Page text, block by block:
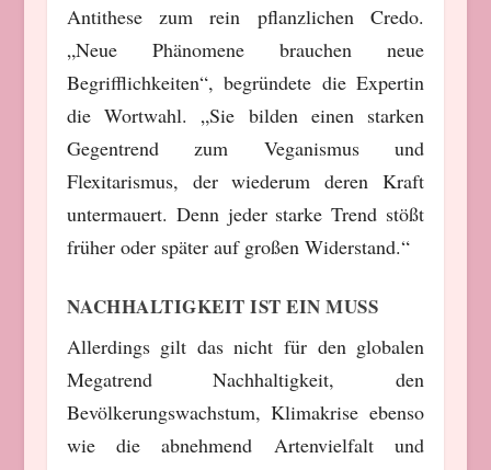
Antithese zum rein pflanzlichen Credo.
„Neue Phänomene brauchen neue
Begrifflichkeiten“, begründete die Expertin
die Wortwahl. „Sie bilden einen starken
Gegentrend zum Veganismus und
Flexitarismus, der wiederum deren Kraft
untermauert. Denn jeder starke Trend stößt
früher oder später auf großen Widerstand.“
NACHHALTIGKEIT IST EIN MUSS
Allerdings gilt das nicht für den globalen
Megatrend Nachhaltigkeit, den
Bevölkerungswachstum, Klimakrise ebenso
wie die abnehmend Artenvielfalt und